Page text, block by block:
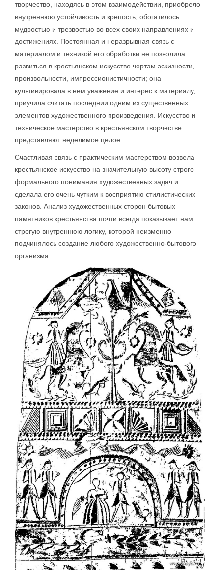
творчество, находясь в этом взаимодействии, приобрело
внутреннюю устойчивость и крепость, обогатилось
мудростью и трезвостью во всех своих направлениях и
достижениях. Постоянная и неразрывная связь с
материалом и техникой его обработки не позволила
развиться в крестьянском искусстве чертам эскизности,
произвольности, импрессионистичности; она
культивировала в нем уважение и интерес к материалу,
приучила считать последний одним из существенных
элементов художественного произведения. Искусство и
техническое мастерство в крестьянском творчестве
представляют неделимое целое.
Счастливая связь с практическим мастерством возвела
крестьянское искусство на значительную высоту строго
формального понимания художественных задач и
сделала его очень чутким к восприятию стилистических
законов. Анализ художественных сторон бытовых
памятников крестьянства почти всегда показывает нам
строгую внутреннюю логику, которой неизменно
подчинялось создание любого художественно-бытового
организма.